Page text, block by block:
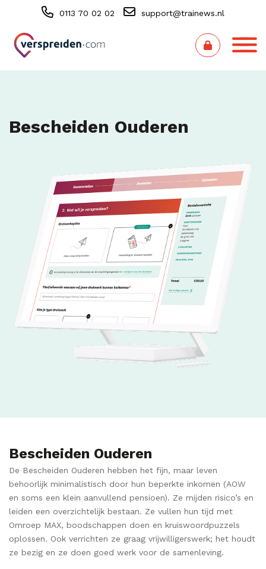
0113 70 02 02 support@trainews.nl
Bescheiden Ouderen
Bescheiden Ouderen
De Bescheiden Ouderen hebben het fijn, maar leven
behoorlijk minimalistisch door hun beperkte inkomen (AOW
en soms een klein aanvullend pensioen). Ze mijden risico’s en
leiden een overzichtelijk bestaan. Ze vullen hun tijd met
Omroep MAX, boodschappen doen en kruiswoordpuzzels
oplossen. Ook verrichten ze graag vrijwilligerswerk; het houdt
ze bezig en ze doen goed werk voor de samenleving.